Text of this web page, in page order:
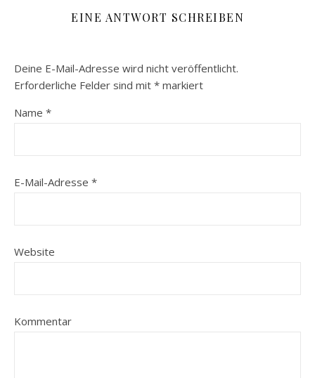
EINE ANTWORT SCHREIBEN
Deine E-Mail-Adresse wird nicht veröffentlicht.
Erforderliche Felder sind mit * markiert
Name *
E-Mail-Adresse *
Website
Kommentar